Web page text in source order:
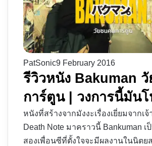
PatSonic9 February 2016
รีวิวหนัง Bakuman
การ์ตูน | วงการนี้มัน
หนังที่สร้างจากมังงะเรื่องเยี่ยมจากเ
Death Note มาคราวนี้ Bankuman เ
สองเพื่อนซีที่ตั้งใจจะมีผลงานในนิตย